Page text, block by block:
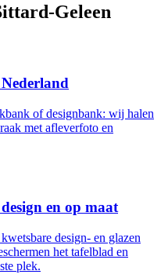
Geleen
of designbank: wij halen
met afleverfoto en
en op maat
design- en glazen
het tafelblad en
plek.